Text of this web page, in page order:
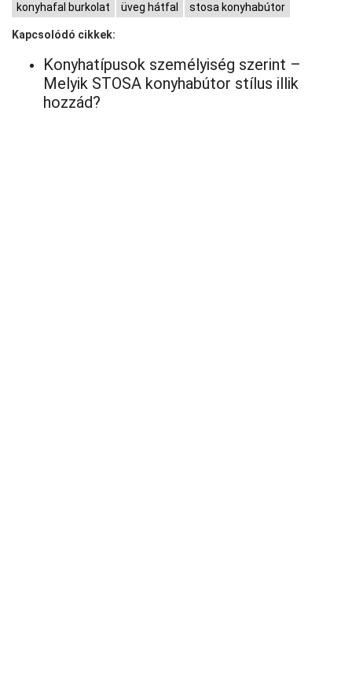
konyhafal burkolat üveg hátfal stosa konyhabútor
Kapcsolódó cikkek:
Konyhatípusok személyiség szerint –
Melyik STOSA konyhabútor stílus illik
hozzád?